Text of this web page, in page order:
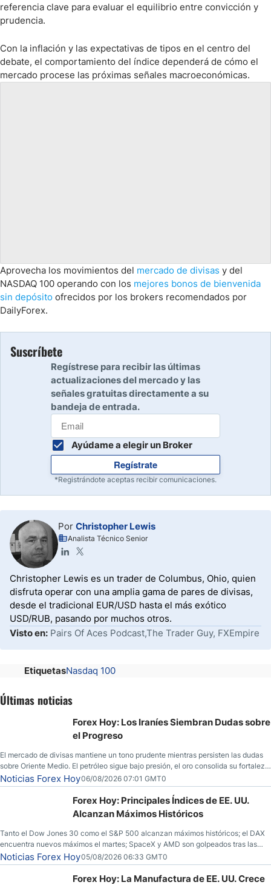
referencia clave para evaluar el equilibrio entre convicción y
prudencia.
Con la inflación y las expectativas de tipos en el centro del
debate, el comportamiento del índice dependerá de cómo el
mercado procese las próximas señales macroeconómicas.
Aprovecha los movimientos del mercado de divisas y del
NASDAQ 100 operando con los mejores bonos de bienvenida
sin depósito ofrecidos por los brokers recomendados por
DailyForex.
Suscríbete
Regístrese para recibir las últimas
actualizaciones del mercado y las
señales gratuitas directamente a su
bandeja de entrada.
Ayúdame a elegir un Broker
Regístrate
*Registrándote aceptas recibir comunicaciones.
Por Christopher Lewis
Analista Técnico Senior
Christopher Lewis es un trader de Columbus, Ohio, quien
disfruta operar con una amplia gama de pares de divisas,
desde el tradicional EUR/USD hasta el más exótico
USD/RUB, pasando por muchos otros.
Visto en: Pairs Of Aces Podcast,The Trader Guy, FXEmpire
EtiquetasNasdaq 100
Últimas noticias
Forex Hoy: Los Iraníes Siembran Dudas sobre
el Progreso
El mercado de divisas mantiene un tono prudente mientras persisten las dudas
sobre Oriente Medio. El petróleo sigue bajo presión, el oro consolida su fortaleza
y los operadores esperan nuevas referencias económicas desde Estados
Unidos.
Noticias Forex Hoy06/08/2026 07:01 GMT0
Forex Hoy: Principales Índices de EE. UU.
Alcanzan Máximos Históricos
Tanto el Dow Jones 30 como el S&P 500 alcanzan máximos históricos; el DAX
encuentra nuevos máximos el martes; SpaceX y AMD son golpeados tras las
llamadas de ganancias; el petróleo crudo cae por debajo de los $80 con nuevas
esperanzas; el dólar estadounidense continúa intentando estabilizarse frente al
yen; el peso mexicano ve un repunte a medida que las tasas caen en EE. UU.
Noticias Forex Hoy05/08/2026 06:33 GMT0
Forex Hoy: La Manufactura de EE. UU. Crece